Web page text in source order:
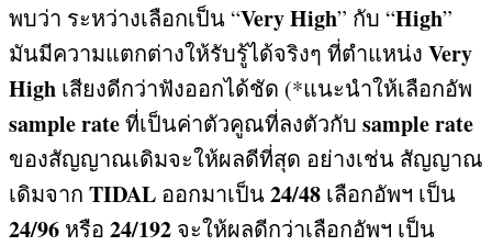
พบว่า ระหว่างเลือกเป็น “Very High” กับ “High”
มันมีความแตกต่างให้รับรู้ได้จริงๆ ที่ตำแหน่ง Very
High เสียงดีกว่าฟังออกได้ชัด (*แนะนำให้เลือกอัพ
sample rateที่เป็นค่าตัวคูณที่ลงตัวกับ sample rate
ของสัญญาณเดิมจะให้ผลดีที่สุด อย่างเช่น สัญญาณ
เดิมจาก TIDAL ออกมาเป็น24/48 เลือกอัพฯ เป็น
24/96 หรือ 24/192 จะให้ผลดีกว่าเลือกอัพฯ เป็น